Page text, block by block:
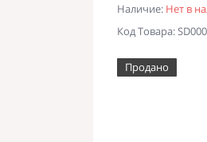
Наличие: Нет в
Код Товара:
Продано